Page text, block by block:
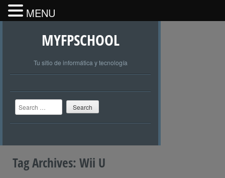
MYFPSCHOOL
Tu sitio de informática y tecnología
Search
Tag Archives: Wii U
MENU